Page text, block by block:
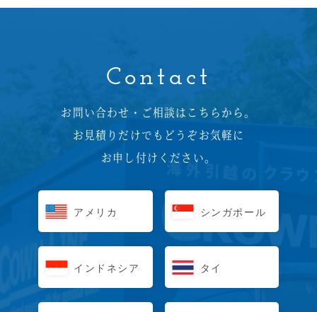
Contact
お問い合わせ・ご相談はこちらから。
お見積りだけでもどうぞお気軽に
お申し付けください。
アメリカ シンガポール
インドネシア タイ